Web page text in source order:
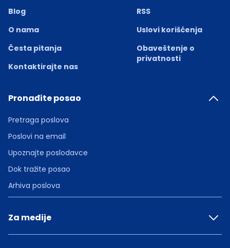
Blog
O nama
Česta pitanja
Kontaktirajte nas
RSS
Uslovi korišćenja
Obaveštenje o
privatnosti
Pronađite posao
Pretraga poslova
Poslovi na email
Upoznajte poslodavce
Dok tražite posao
Arhiva poslova
Za medije